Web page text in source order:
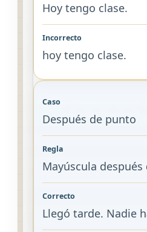
Hoy tengo clase.
hoy tengo clase.
Después de punto
Mayúscula
Llegó tarde. Nadie